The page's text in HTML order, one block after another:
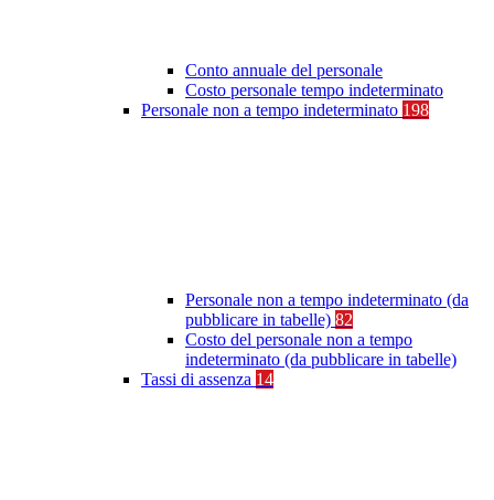
Conto annuale del personale
Costo personale tempo indeterminato
Personale non a tempo indeterminato 198
Personale non a tempo indeterminato (da
pubblicare in tabelle) 82
Costo del personale non a tempo
indeterminato (da pubblicare in tabelle)
Tassi di assenza 14